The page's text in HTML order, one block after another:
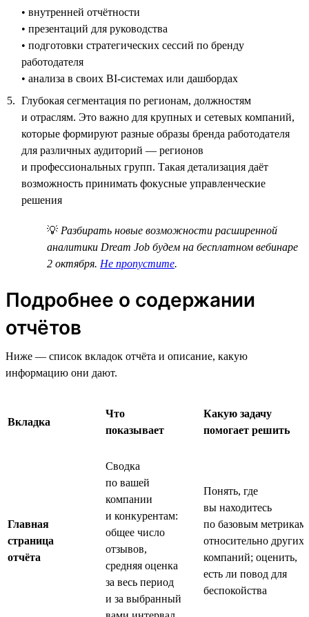
• внутренней отчётности
• презентаций для руководства
• подготовки стратегических сессий по бренду
работодателя
• анализа в своих BI-системах или дашбордах
Глубокая сегментация по регионам, должностям
и отраслям. Это важно для крупных и сетевых компаний,
которые формируют разные образы бренда работодателя
для различных аудиторий — регионов
и профессиональных групп. Такая детализация даёт
возможность принимать фокусные управленческие
решения
💡 Разбирать новые возможности расширенной
аналитики Dream Job будем на бесплатном вебинаре
2 октября. Не пропустите.
Подробнее о содержании
отчётов
Ниже — список вкладок отчёта и описание, какую
информацию они дают.
Вкладка
Что
показывает
Какую задачу
помогает решить
Главная
страница
отчёта
Сводка
по вашей
компании
и конкурентам:
общее число
отзывов,
средняя оценка
за весь период
и за выбранный
Понять, где
вы находитесь
по базовым метрикам
относительно других
компаний; оценить,
есть ли повод для
беспокойства